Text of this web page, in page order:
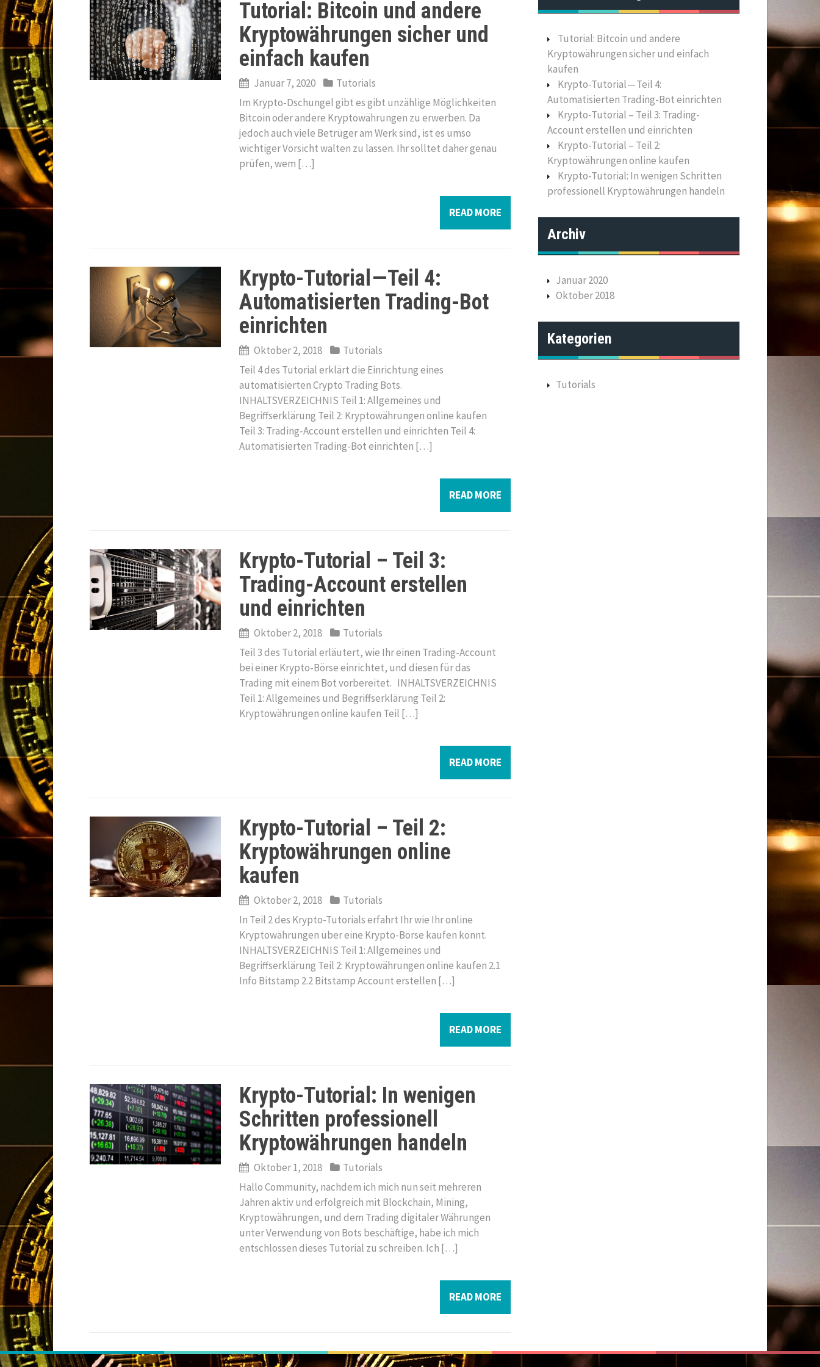
:
Tutorial: Bitcoin und andere
Kryptowährungen sicher und
einfach kaufen
Januar 7, 2020
Tutorials
Im Krypto-Dschungel gibt es gibt unzählige Möglichkeiten
Bitcoin oder andere Kryptowährungen zu erwerben. Da
jedoch auch viele Betrüger am Werk sind, ist es umso
wichtiger Vorsicht walten zu lassen. Ihr solltet daher genau
prüfen, wem […]
READ MORE
Krypto-Tutorial — Teil 4:
Automatisierten Trading-Bot
einrichten
Oktober 2, 2018
Tutorials
Teil 4 des Tutorial erklärt die Einrichtung eines
automatisierten Crypto Trading Bots.
INHALTSVERZEICHNIS Teil 1: Allgemeines und
Begriffserklärung Teil 2: Kryptowährungen online kaufen
Teil 3: Trading-Account erstellen und einrichten Teil 4:
Automatisierten Trading-Bot einrichten […]
READ MORE
Krypto-Tutorial – Teil 3:
Trading-Account erstellen
und einrichten
Oktober 2, 2018
Tutorials
Teil 3 des Tutorial erläutert, wie Ihr einen Trading-Account
bei einer Krypto-Börse einrichtet, und diesen für das
Trading mit einem Bot vorbereitet. INHALTSVERZEICHNIS
Teil 1: Allgemeines und Begriffserklärung Teil 2:
Kryptowährungen online kaufen Teil […]
READ MORE
Krypto-Tutorial – Teil 2:
Kryptowährungen online
kaufen
Oktober 2, 2018
Tutorials
In Teil 2 des Krypto-Tutorials erfahrt Ihr wie Ihr online
Kryptowährungen über eine Krypto-Börse kaufen könnt.
INHALTSVERZEICHNIS Teil 1: Allgemeines und
Begriffserklärung Teil 2: Kryptowährungen online kaufen 2.1
Info Bitstamp 2.2 Bitstamp Account erstellen […]
READ MORE
Krypto-Tutorial: In wenigen
Schritten professionell
Kryptowährungen handeln
Oktober 1, 2018
Tutorials
Hallo Community, nachdem ich mich nun seit mehreren
Jahren aktiv und erfolgreich mit Blockchain, Mining,
Kryptowährungen, und dem Trading digitaler Währungen
unter Verwendung von Bots beschäftige, habe ich mich
entschlossen dieses Tutorial zu schreiben. Ich […]
READ MORE
Tutorial: Bitcoin und andere
Kryptowährungen sicher und einfach
kaufen
Krypto-Tutorial — Teil 4:
Automatisierten Trading-Bot einrichten
Krypto-Tutorial – Teil 3: Trading-
Account erstellen und einrichten
Krypto-Tutorial – Teil 2:
Kryptowährungen online kaufen
Krypto-Tutorial: In wenigen Schritten
professionell Kryptowährungen handeln
Archiv
Januar 2020
Oktober 2018
Kategorien
Tutorials